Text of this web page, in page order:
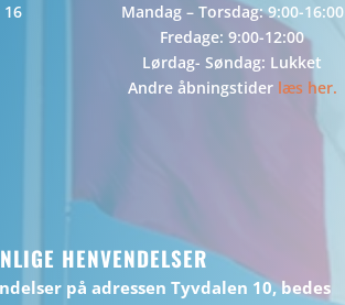
Mandag – Torsdag: 9:00-16:00
Fredage: 9:00-12:00
Lørdag- Søndag: Lukket
Andre åbningstider læs her.
HENVENDELSER
på adressen Tyvdalen 10, bedes